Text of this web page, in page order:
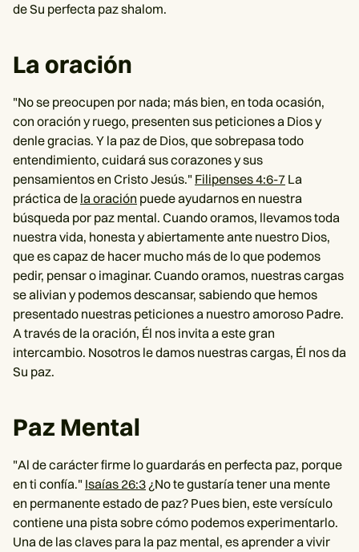
de Su perfecta paz shalom.
La oración
"No se preocupen por nada; más bien, en toda ocasión,
con oración y ruego, presenten sus peticiones a Dios y
denle gracias. Y la paz de Dios, que sobrepasa todo
entendimiento, cuidará sus corazones y sus
pensamientos en Cristo Jesús." Filipenses 4:6-7 La
práctica de la oración puede ayudarnos en nuestra
búsqueda por paz mental. Cuando oramos, llevamos toda
nuestra vida, honesta y abiertamente ante nuestro Dios,
que es capaz de hacer mucho más de lo que podemos
pedir, pensar o imaginar. Cuando oramos, nuestras cargas
se alivian y podemos descansar, sabiendo que hemos
presentado nuestras peticiones a nuestro amoroso Padre.
A través de la oración, Él nos invita a este gran
intercambio. Nosotros le damos nuestras cargas, Él nos da
Su paz.
Paz Mental
"Al de carácter firme lo guardarás en perfecta paz, porque
en ti confía." Isaías 26:3 ¿No te gustaría tener una mente
en permanente estado de paz? Pues bien, este versículo
contiene una pista sobre cómo podemos experimentarlo.
Una de las claves para la paz mental, es aprender a vivir